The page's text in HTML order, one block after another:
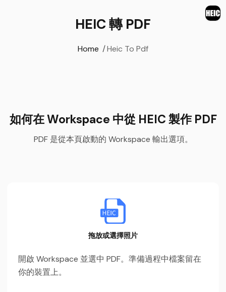
HEIC 轉 PDF
Home /Heic To Pdf
如何在 Workspace 中從 HEIC 製作 PDF
PDF 是從本頁啟動的 Workspace 輸出選項。
拖放或選擇照片
開啟 Workspace 並選中 PDF。準備過程中檔案留在
你的裝置上。